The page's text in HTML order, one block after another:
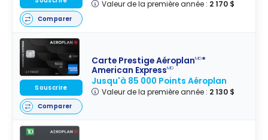
Valeur de la première année : 2 170 $
Comparer
Carte Prestige AéroplanMD*
American ExpressMD
Jusqu'à 85 000 Points Aéroplan
Valeur de la première année : 2 130 $
Souscrire
Comparer